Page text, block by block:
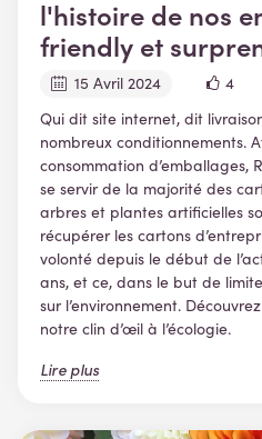
l'histoire de nos
friendly et
15 Avril 2024
4
Qui dit site internet, dit
nombreux conditionnements.
consommation d’emballages,
se servir de la majorité des
arbres et plantes artificielles
récupérer les cartons
volonté depuis le début de
ans, et ce, dans le but de
sur l’environnement.
notre clin d’œil à l’écologie.
Lire plus